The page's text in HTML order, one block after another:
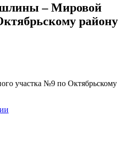
– Мировой
району
участка №9 по Октябрьскому